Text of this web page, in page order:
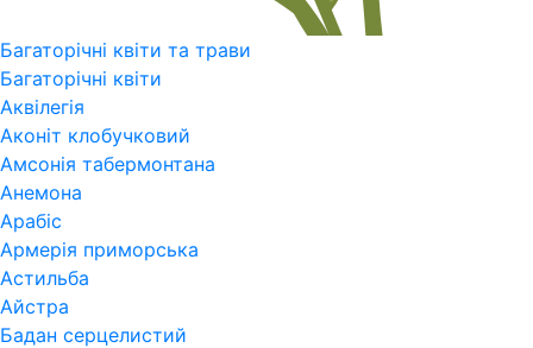
Багаторічні квіти та трави
Багаторічні квіти
Аквілегія
Аконіт клобучковий
Амсонія табермонтана
Анемона
Арабіс
Армерія приморська
Астильба
Айстра
Бадан серцелистий